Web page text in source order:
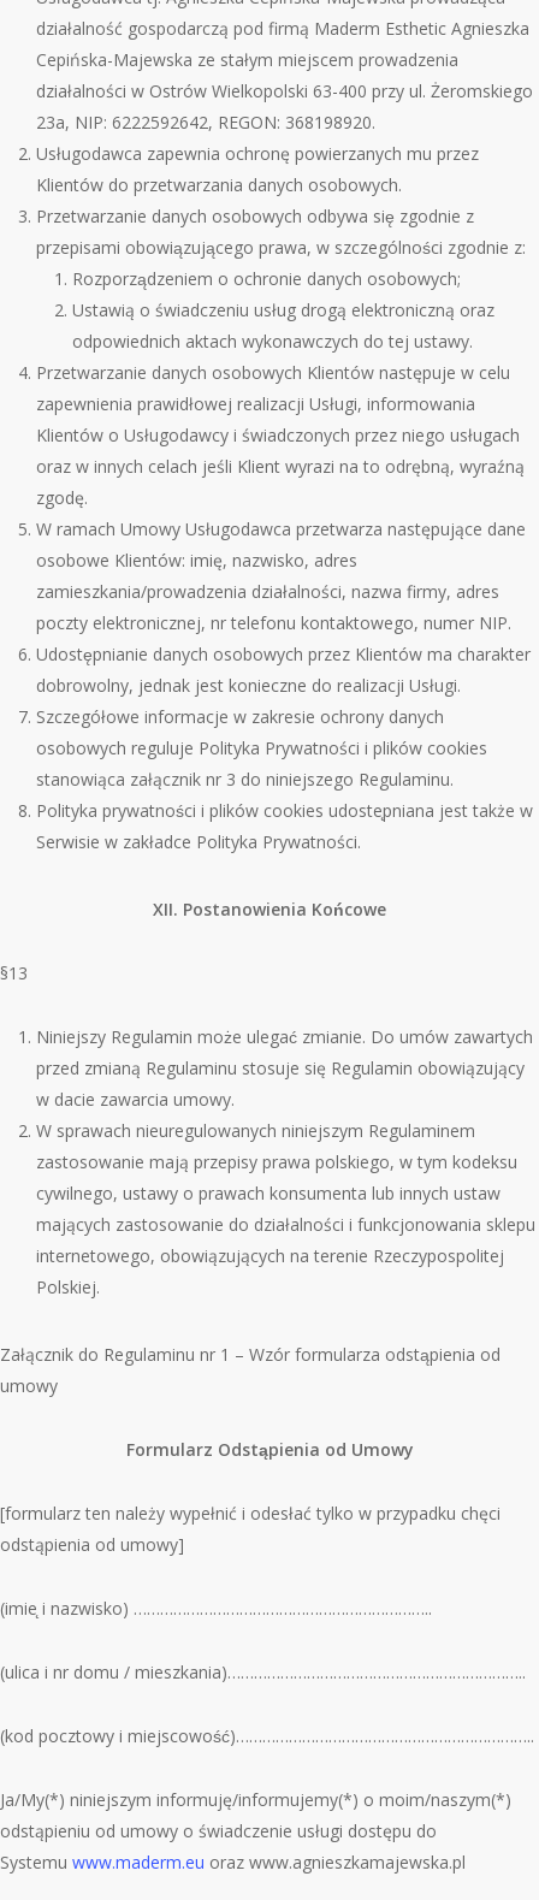
działalność gospodarczą pod firmą Maderm Esthetic Agnieszka
Cepińska-Majewska ze stałym miejscem prowadzenia
działalności w Ostrów Wielkopolski 63-400 przy ul. Żeromskiego
23a, NIP: 6222592642, REGON: 368198920.
Usługodawca zapewnia ochronę powierzanych mu przez
Klientów do przetwarzania danych osobowych.
Przetwarzanie danych osobowych odbywa się zgodnie z
przepisami obowiązującego prawa, w szczególności zgodnie z:
Rozporządzeniem o ochronie danych osobowych;
Ustawią o świadczeniu usług drogą elektroniczną oraz
odpowiednich aktach wykonawczych do tej ustawy.
Przetwarzanie danych osobowych Klientów następuje w celu
zapewnienia prawidłowej realizacji Usługi, informowania
Klientów o Usługodawcy i świadczonych przez niego usługach
oraz w innych celach jeśli Klient wyrazi na to odrębną, wyraźną
zgodę.
W ramach Umowy Usługodawca przetwarza następujące dane
osobowe Klientów: imię, nazwisko, adres
zamieszkania/prowadzenia działalności, nazwa firmy, adres
poczty elektronicznej, nr telefonu kontaktowego, numer NIP.
Udostępnianie danych osobowych przez Klientów ma charakter
dobrowolny, jednak jest konieczne do realizacji Usługi.
Szczegółowe informacje w zakresie ochrony danych
osobowych reguluje Polityka Prywatności i plików cookies
stanowiąca załącznik nr 3 do niniejszego Regulaminu.
Polityka prywatności i plików cookies udostępniana jest także w
Serwisie w zakładce Polityka Prywatności.
XII. Postanowienia Końcowe
§13
Niniejszy Regulamin może ulegać zmianie. Do umów zawartych
przed zmianą Regulaminu stosuje się Regulamin obowiązujący
w dacie zawarcia umowy.
W sprawach nieuregulowanych niniejszym Regulaminem
zastosowanie mają przepisy prawa polskiego, w tym kodeksu
cywilnego, ustawy o prawach konsumenta lub innych ustaw
mających zastosowanie do działalności i funkcjonowania sklepu
internetowego, obowiązujących na terenie Rzeczypospolitej
Polskiej.
Załącznik do Regulaminu nr 1 – Wzór formularza odstąpienia od
umowy
Formularz Odstąpienia od Umowy
[formularz ten należy wypełnić i odesłać tylko w przypadku chęci
odstąpienia od umowy]
(imie ̨ i nazwisko) …………………………………………………………..
(ulica i nr domu / mieszkania)…………………………………………………………..
(kod pocztowy i miejscowość)…………………………………………………………..
Ja/My(*) niniejszym informuję/informujemy(*) o moim/naszym(*)
odstąpieniu od umowy o świadczenie usługi dostępu do
Systemuwww.maderm.eu oraz www.agnieszkamajewska.pl